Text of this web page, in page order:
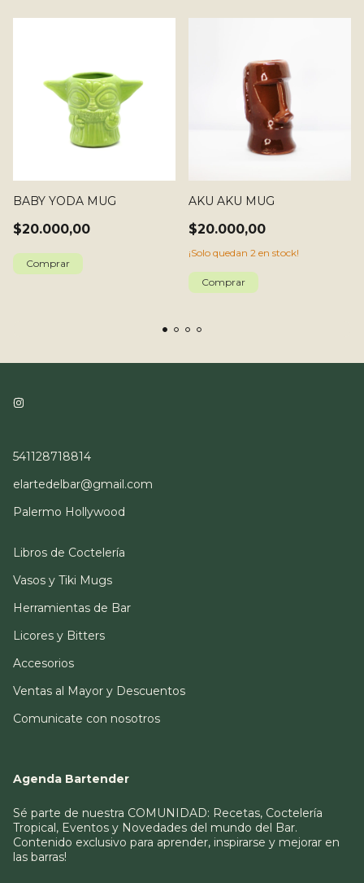
BABY YODA MUG
$20.000,00
AKU AKU MUG
$20.000,00
¡Solo quedan 2 en stock!
541128718814
elartedelbar@gmail.com
Palermo Hollywood
Libros de Coctelería
Vasos y Tiki Mugs
Herramientas de Bar
Licores y Bitters
Accesorios
Ventas al Mayor y Descuentos
Comunicate con nosotros
Agenda Bartender
Sé parte de nuestra COMUNIDAD: Recetas, Coctelería
Tropical, Eventos y Novedades del mundo del Bar.
Contenido exclusivo para aprender, inspirarse y mejorar en
las barras!